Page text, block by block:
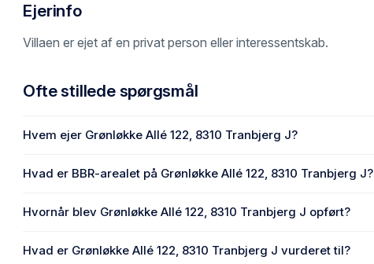
Ejerinfo
Villaen er ejet af en privat person eller interessentskab.
Ofte stillede spørgsmål
Hvem ejer Grønløkke Allé 122, 8310 Tranbjerg J?
Hvad er BBR-arealet på Grønløkke Allé 122, 8310 Tranbjerg J?
Hvornår blev Grønløkke Allé 122, 8310 Tranbjerg J opført?
Hvad er Grønløkke Allé 122, 8310 Tranbjerg J vurderet til?